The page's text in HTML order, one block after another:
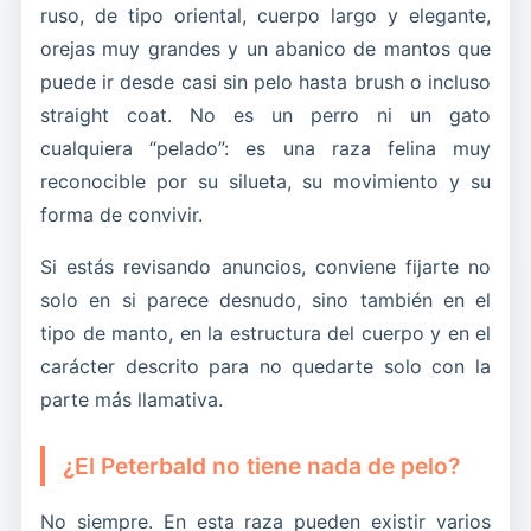
ruso, de tipo oriental, cuerpo largo y elegante,
orejas muy grandes y un abanico de mantos que
puede ir desde casi sin pelo hasta brush o incluso
straight coat. No es un perro ni un gato
cualquiera “pelado”: es una raza felina muy
reconocible por su silueta, su movimiento y su
forma de convivir.
Si estás revisando anuncios, conviene fijarte no
solo en si parece desnudo, sino también en el
tipo de manto, en la estructura del cuerpo y en el
carácter descrito para no quedarte solo con la
parte más llamativa.
¿El Peterbald no tiene nada de pelo?
No siempre. En esta raza pueden existir varios